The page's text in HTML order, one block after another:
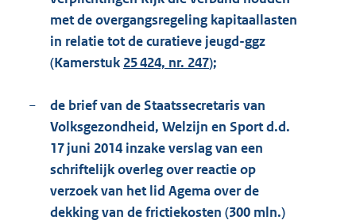
met de overgangsregeling kapitaallasten
in relatie tot de curatieve jeugd-ggz
(Kamerstuk 25 424, nr. 247);
−
de brief van de Staatssecretaris van
Volksgezondheid, Welzijn en Sport d.d.
17 juni 2014 inzake verslag van een
schriftelijk overleg over reactie op
verzoek van het lid Agema over de
dekking van de frictiekosten (300 mln.)